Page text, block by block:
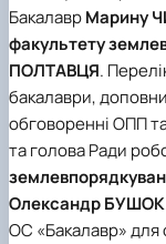
БакалаврМарину
факультету
ПОЛТАВЦЯ.
бакалаври,
обговоренні ОПП
та голова Ради
Олександр БУШОК
ОС «Бакалавр» для